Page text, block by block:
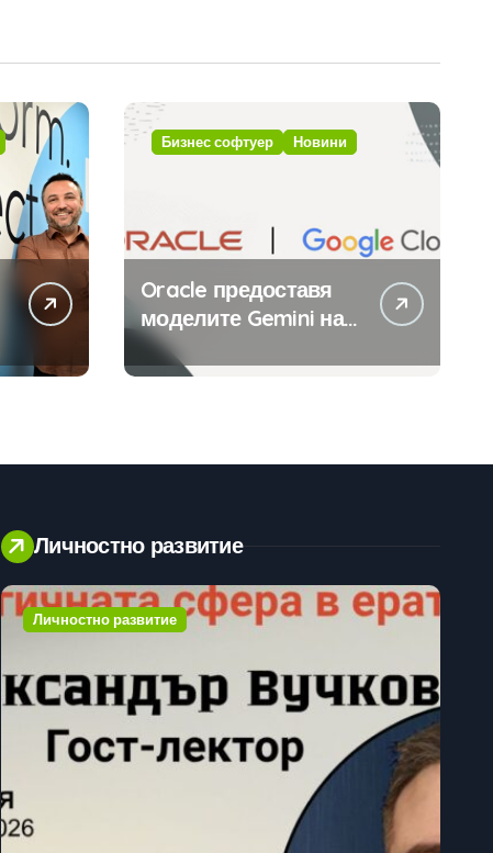
Бизнес софтуер Новини
Oracle предоставя
моделите Gemini на
Google на хиляди
клиенти на бизнес
Личностно развитие
Личностно развитие